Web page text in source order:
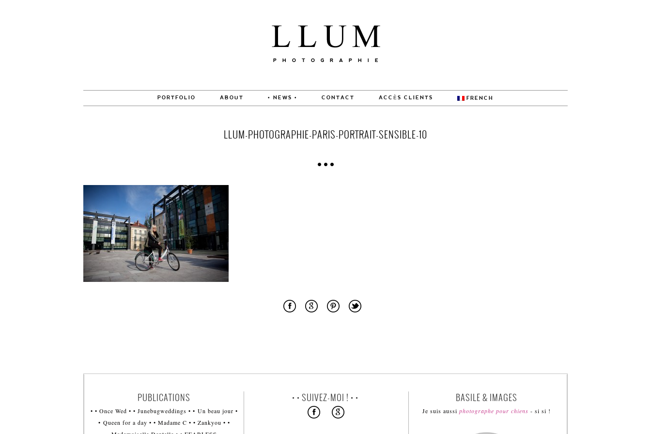
PORTFOLIO ABOUT • NEWS • CONTACT ACCÈS CLIENTS FRENCH
LLUM-PHOTOGRAPHIE-PARIS-PORTRAIT-SENSIBLE-10
PUBLICATIONS
• • Once Wed • • Junebugweddings • • Un beau jour •
• Queen for a day • • Madame C • • Zankyou • •
• • SUIVEZ-MOI ! • • BASILE & IMAGES
Je suis aussi photographe pour chiens - si si !